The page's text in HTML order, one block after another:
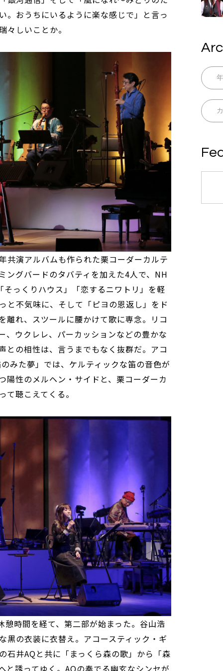
。おうちにいるように楽な感じで」と言っ
々しいことか。
共演アルバムも作られた栗コーダーカルテ
ングバードのタバティを加えた4人で、NH
っくりハウス」「恋するニワトリ」を軽
と不気味に、そして「ピヨの恩返し」をド
離れ、スツールに腰かけて歌に専念。リコ
、ウクレレ、パーカッションなどの豊かな
との相性は、言うまでもなく抜群だ。アコ
みた夢」では、ケルティックな笛の音色が
陽性のメルヘン・サイドと、栗コーダーカ
聴こえてくる。
時間を経て、第二部が始まった。谷山浩
黒の衣装に衣替え。アコースティック・ギ
石井AQと共に「まっくら森の歌」から「森
と誘ってゆく。AQの奏でる幽玄なシンセが